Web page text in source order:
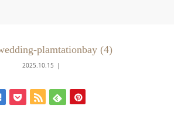
plamtationbay (4)
2025.10.15